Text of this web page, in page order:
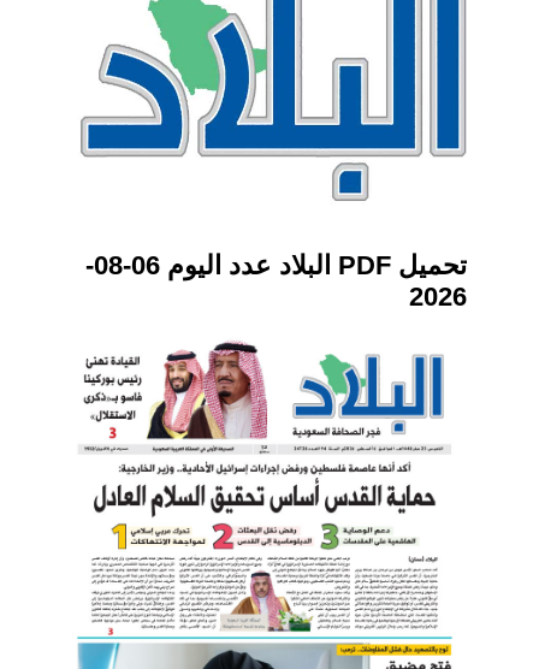
تحميل PDF البلاد عدد اليوم 06-08-
2026